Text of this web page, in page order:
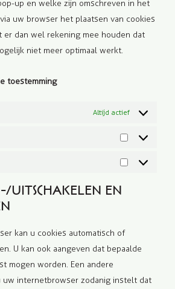
up en welke zijn omschreven in het
uw browser het plaatsen van cookies
er dan wel rekening mee houden dat
niet meer optimaal werkt.
toestemming
Altijd actief
Statistieken
Marketing
uitschakelen en
kan u cookies automatisch of
U kan ook aangeven dat bepaalde
mogen worden. Een andere
uw internetbrowser zodanig instelt dat